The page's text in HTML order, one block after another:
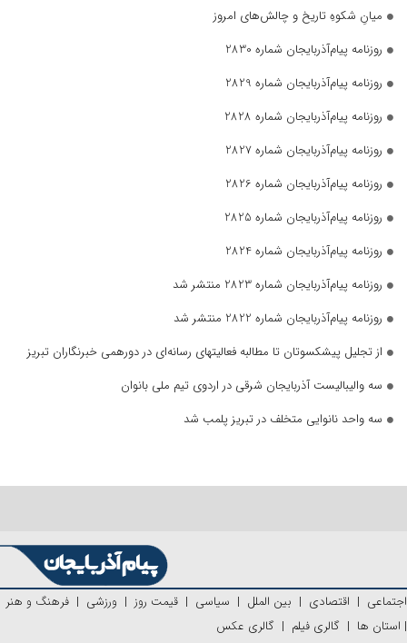
میانِ شکوهِ تاریخ و چالش‌های امروز
روزنامه پیام‌آذربایجان شماره 2830
روزنامه پیام‌آذربایجان شماره 2829
روزنامه پیام‌آذربایجان شماره 2828
روزنامه پیام‌آذربایجان شماره 2827
روزنامه پیام‌آذربایجان شماره 2826
روزنامه پیام‌آذربایجان شماره 2825
روزنامه پیام‌آذربایجان شماره 2824
روزنامه پیام‌آذربایجان شماره 2823 منتشر شد
روزنامه پیام‌آذربایجان شماره 2822 منتشر شد
از تجلیل پیشکسوتان تا مطالبه فعالیتهای رسانه‌ای در دورهمی خبرنگاران تبریز
سه والیبالیست آذربایجان‌ شرقی در اردوی تیم ملی بانوان
سه واحد نانوایی متخلف در تبریز پلمب شد
اجتماعی | اقتصادی | بین الملل | سیاسی | قیمت روز | ورزشی | فرهنگ و هنر
| استان ها | گالری فیلم | گالری عکس